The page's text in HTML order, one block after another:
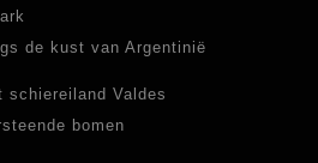
de kust van Argentinië
schiereiland Valdes
bomen